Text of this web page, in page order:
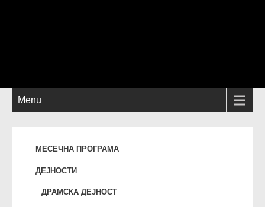
Menu
МЕСЕЧНА ПРОГРАМА
ДЕЈНОСТИ
ДРАМСКА ДЕЈНОСТ